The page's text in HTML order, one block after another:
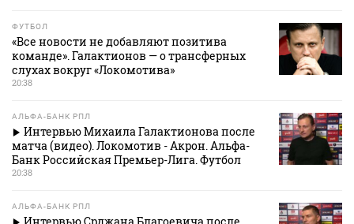
ФУТБОЛ
«Все новости не добавляют позитива
команде». Галактионов — о трансферных
слухах вокруг «Локомотива»
20:38
АЛЬФА-БАНК РПЛ
Интервью Михаила Галактионова после
матча (видео). Локомотив - Акрон. Альфа-
Банк Российская Премьер-Лига. Футбол
20:38
АЛЬФА-БАНК РПЛ